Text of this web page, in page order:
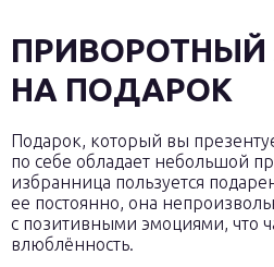
ПРИВОРОТНЫЙ
НА ПОДАРОК
Подарок, который вы
по себе обладает небольшой
избранница пользуется
ее постоянно, она
с позитивными эмоциями, что
влюблённость.